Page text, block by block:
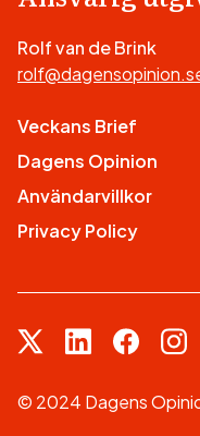
Rolf van de Brink
Veckans Brief
Dagens Opinion
Användarvillkor
Privacy Policy
© 2024 Dagens